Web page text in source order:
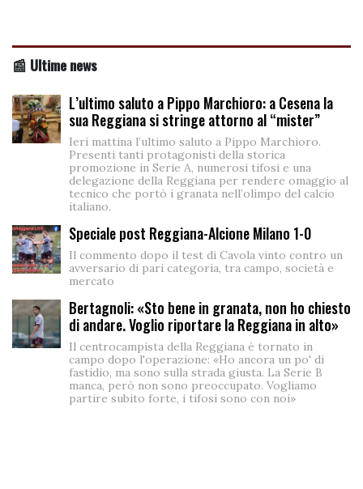
📰 Ultime news
L’ultimo saluto a Pippo Marchioro: a Cesena la
sua Reggiana si stringe attorno al “mister”
Ieri mattina l’ultimo saluto a Pippo Marchioro.
Presenti tanti protagonisti della storica
promozione in Serie A, numerosi tifosi e una
delegazione della Reggiana per rendere omaggio al
tecnico che portò i granata nell’olimpo del calcio
italiano.
Speciale post Reggiana-Alcione Milano 1-0
Il commento dopo il test di Cavola vinto contro un
avversario di pari categoria, tra campo, società e
mercato
Bertagnoli: «Sto bene in granata, non ho chiesto
di andare. Voglio riportare la Reggiana in alto»
Il centrocampista della Reggiana è tornato in
campo dopo l'operazione: «Ho ancora un po' di
fastidio, ma sono sulla strada giusta. La Serie B
manca, però non sono preoccupato. Vogliamo
partire subito forte, i tifosi sono con noi»